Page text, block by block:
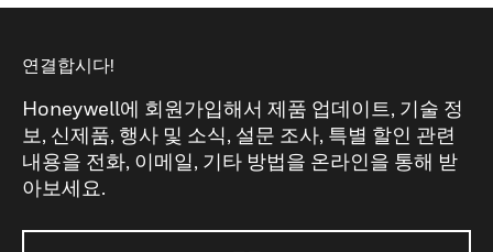
연결합시다!
Honeywell에 회원가입해서 제품 업데이트, 기술 정
보, 신제품, 행사 및 소식, 설문 조사, 특별 할인 관련
내용을 전화, 이메일, 기타 방법을 온라인을 통해 받
아보세요.